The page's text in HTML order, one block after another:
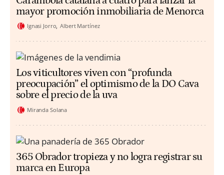
mayor promoción inmobiliaria de Menorca
Ignasi Jorro Albert Martínez
Los viticultores viven con “profunda
preocupación” el optimismo de la DO Cava
sobre el precio de la uva
Miranda Solana
365 Obrador tropieza y no logra registrar su
marca en Europa